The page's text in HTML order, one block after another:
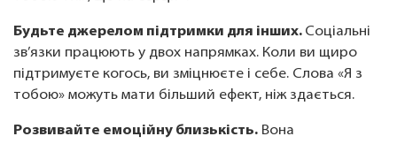
Будьте джерелом підтримки для інших. Соціальні
зв’язки працюють у двох напрямках. Коли ви щиро
підтримуєте когось, ви зміцнюєте і себе. Слова «Я з
тобою» можуть мати більший ефект, ніж здається.
Розвивайте емоційну близькість. Вона